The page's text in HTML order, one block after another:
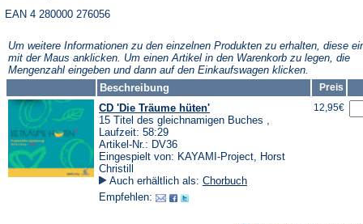
EAN 4 280000 276056
Um weitere Informationen zu den einzelnen Produkten zu erhalten, diese
mit der Maus anklicken. Um einen Artikel in den Warenkorb zu legen, die
Mengenzahl eingeben und dann auf den Einkaufswagen klicken.
Beschreibung
Preis
CD 'Die Träume hüten'
15 Titel des gleichnamigen Buches ,
Laufzeit: 58:29
Artikel-Nr.: DV36
Eingespielt von: KAYAMI-Project, Horst
Christill
Auch erhältlich als: Chorbuch
Empfehlen:
12,95€